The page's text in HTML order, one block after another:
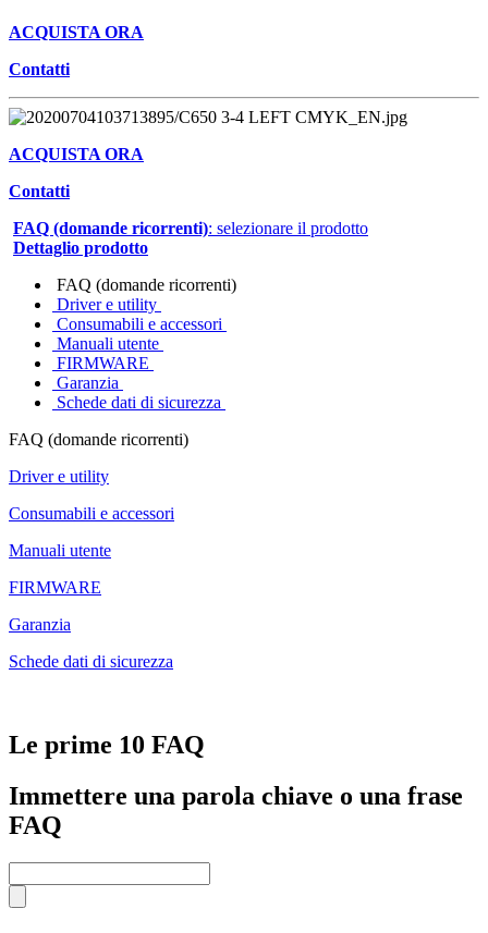
ACQUISTA ORA
Contatti
ACQUISTA ORA
Contatti
FAQ (domande ricorrenti): selezionare il prodotto
Dettaglio prodotto
FAQ (domande ricorrenti)
Driver e utility
Consumabili e accessori
Manuali utente
FIRMWARE
Garanzia
Schede dati di sicurezza
FAQ (domande ricorrenti)
Driver e utility
Consumabili e accessori
Manuali utente
FIRMWARE
Garanzia
Schede dati di sicurezza
Le prime 10 FAQ
Immettere una parola chiave o una frase
FAQ